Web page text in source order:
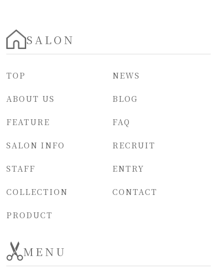
SALON
TOP
ABOUT US
FEATURE
SALON INFO
STAFF
COLLECTION
PRODUCT
NEWS
BLOG
FAQ
RECRUIT
ENTRY
CONTACT
MENU